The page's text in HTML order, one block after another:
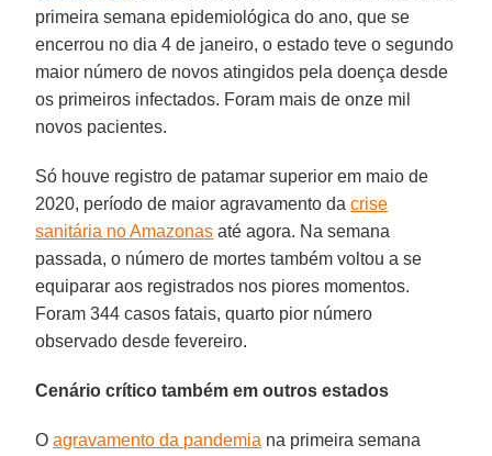
primeira semana epidemiológica do ano, que se
encerrou no dia 4 de janeiro, o estado teve o segundo
maior número de novos atingidos pela doença desde
os primeiros infectados. Foram mais de onze mil
novos pacientes.
Só houve registro de patamar superior em maio de
2020, período de maior agravamento dacrise
sanitária no Amazonas até agora. Na semana
passada, o número de mortes também voltou a se
equiparar aos registrados nos piores momentos.
Foram 344 casos fatais, quarto pior número
observado desde fevereiro.
Cenário crítico também em outros estados
Oagravamento da pandemia na primeira semana